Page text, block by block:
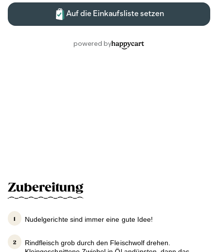
Zubereitung
Nudelgerichte sind immer eine gute Idee!
Rindfleisch grob durch den Fleischwolf drehen.